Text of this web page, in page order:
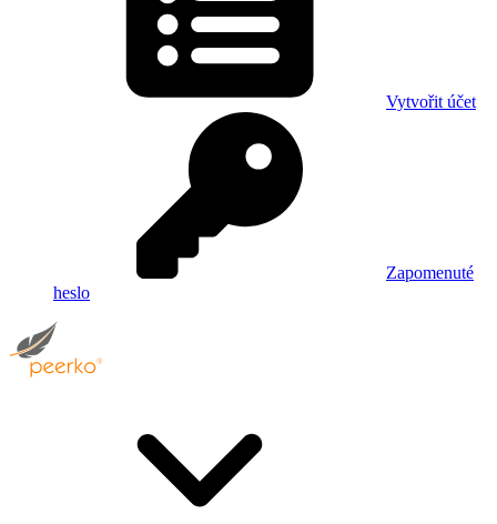
Vytvořit účet
Zapomenuté
heslo